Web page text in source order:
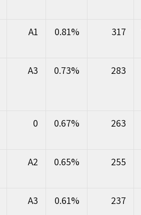
317
0.81%
A1
283
0.73%
A3
263
0.67%
0
255
0.65%
A2
237
0.61%
A3